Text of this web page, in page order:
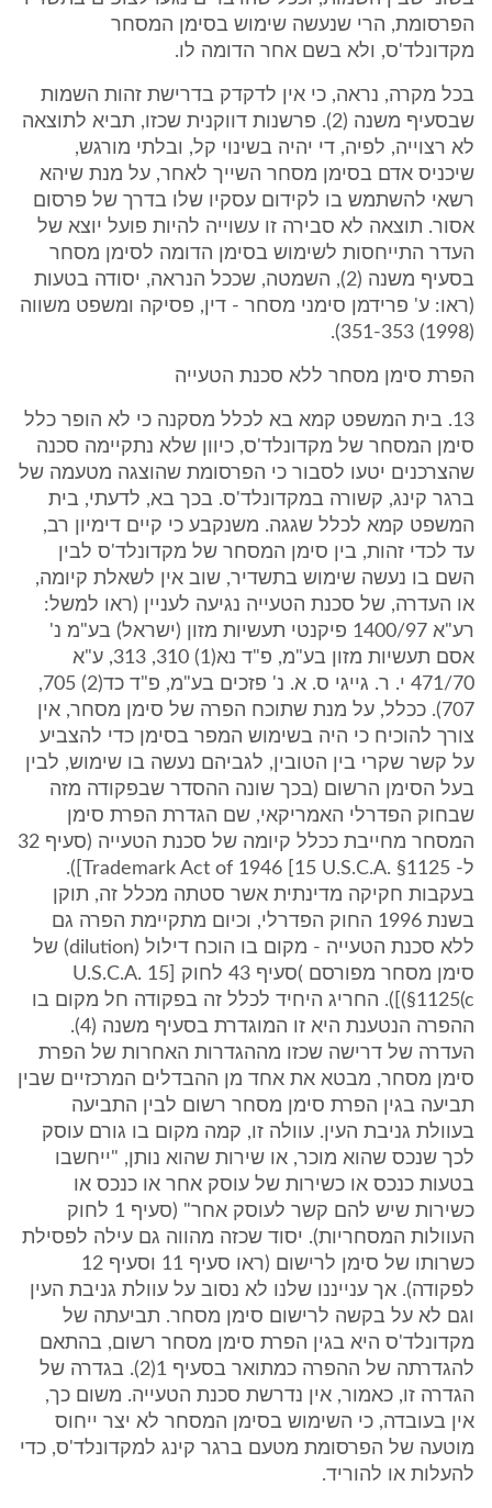
הפרסומת, הרי שנעשה שימוש בסימן המסחר
מקדונלד'ס, ולא בשם אחר הדומה לו.
בכל מקרה, נראה, כי אין לדקדק בדרישת זהות השמות
שבסעיף משנה (2). פרשנות דווקנית שכזו, תביא לתוצאה
לא רצוייה, לפיה, די יהיה בשינוי קל, ובלתי מורגש,
שיכניס אדם בסימן מסחר השייך לאחר, על מנת שיהא
רשאי להשתמש בו לקידום עסקיו שלו בדרך של פרסום
אסור. תוצאה לא סבירה זו עשוייה להיות פועל יוצא של
העדר התייחסות לשימוש בסימן הדומה לסימן מסחר
בסעיף משנה (2), השמטה, שככל הנראה, יסודה בטעות
(ראו: ע' פרידמן סימני מסחר - דין, פסיקה ומשפט משווה
(1998) 351-353).
הפרת סימן מסחר ללא סכנת הטעייה
13. בית המשפט קמא בא לכלל מסקנה כי לא הופר כלל
סימן המסחר של מקדונלד'ס, כיוון שלא נתקיימה סכנה
שהצרכנים יטעו לסבור כי הפרסומת שהוצגה מטעמה של
ברגר קינג, קשורה במקדונלד'ס. בכך בא, לדעתי, בית
המשפט קמא לכלל שגגה. משנקבע כי קיים דימיון רב,
עד לכדי זהות, בין סימן המסחר של מקדונלד'ס לבין
השם בו נעשה שימוש בתשדיר, שוב אין לשאלת קיומה,
או העדרה, של סכנת הטעייה נגיעה לעניין (ראו למשל:
רע"א 1400/97 פיקנטי תעשיות מזון (ישראל) בע"מ נ'
אסם תעשיות מזון בע"מ, פ"ד נא(1) 310, 313, ע"א
471/70 י. ר. גייגי ס. א. נ' פזכים בע"מ, פ"ד כד(2) 705,
707). ככלל, על מנת שתוכח הפרה של סימן מסחר, אין
צורך להוכיח כי היה בשימוש המפר בסימן כדי להצביע
על קשר שקרי בין הטובין, לגביהם נעשה בו שימוש, לבין
בעל הסימן הרשום (בכך שונה ההסדר שבפקודה מזה
שבחוק הפדרלי האמריקאי, שם הגדרת הפרת סימן
המסחר מחייבת ככלל קיומה של סכנת הטעייה (סעיף 32
ל- Trademark Act of 1946 [15 U.S.C.A. §1125]).
בעקבות חקיקה מדינתית אשר סטתה מכלל זה, תוקן
בשנת 1996 החוק הפדרלי, וכיום מתקיימת הפרה גם
ללא סכנת הטעייה - מקום בו הוכח דילול (dilution) של
סימן מסחר מפורסם )סעיף 43 לחוק [15 U.S.C.A.
§1125(c)]). החריג היחיד לכלל זה בפקודה חל מקום בו
ההפרה הנטענת היא זו המוגדרת בסעיף משנה (4).
העדרה של דרישה שכזו מההגדרות האחרות של הפרת
סימן מסחר, מבטא את אחד מן ההבדלים המרכזיים שבין
תביעה בגין הפרת סימן מסחר רשום לבין התביעה
בעוולת גניבת העין. עוולה זו, קמה מקום בו גורם עוסק
לכך שנכס שהוא מוכר, או שירות שהוא נותן, "ייחשבו
בטעות כנכס או כשירות של עוסק אחר או כנכס או
כשירות שיש להם קשר לעוסק אחר" (סעיף 1 לחוק
העוולות המסחריות). יסוד שכזה מהווה גם עילה לפסילת
כשרותו של סימן לרישום (ראו סעיף 11 וסעיף 12
לפקודה). אך ענייננו שלנו לא נסוב על עוולת גניבת העין
וגם לא על בקשה לרישום סימן מסחר. תביעתה של
מקדונלד'ס היא בגין הפרת סימן מסחר רשום, בהתאם
להגדרתה של ההפרה כמתואר בסעיף 1(2). בגדרה של
הגדרה זו, כאמור, אין נדרשת סכנת הטעייה. משום כך,
אין בעובדה, כי השימוש בסימן המסחר לא יצר ייחוס
מוטעה של הפרסומת מטעם ברגר קינג למקדונלד'ס, כדי
להעלות או להוריד.